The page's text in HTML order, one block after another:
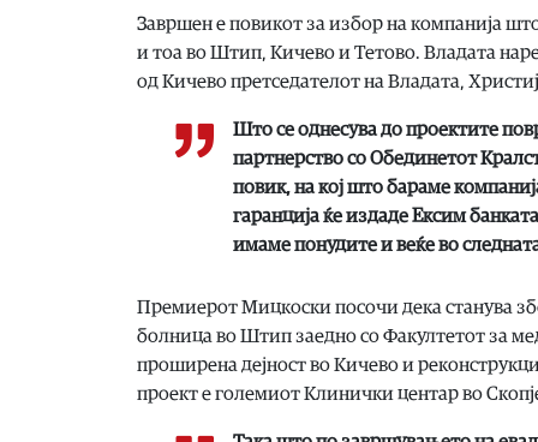
Завршен е повикот за избор на компанија
и тоа во Штип, Кичево и Тетово. Владата
од Кичево претседателот на Владата,
Што се однесува до проектите
партнерство со Обединетот
повик, на кој што бараме
гаранција ќе издаде Ексим
имаме понудите и веќе во
Премиерот Мицкоски посочи дека станува
болница во Штип заедно со Факултетот за
проширена дејност во Кичево и
проект е големиот Клинички центар во